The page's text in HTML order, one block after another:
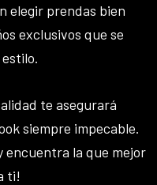
elegir prendas bien
exclusivos que se
te asegurará
siempre impecable.
encuentra la que mejor
ti!